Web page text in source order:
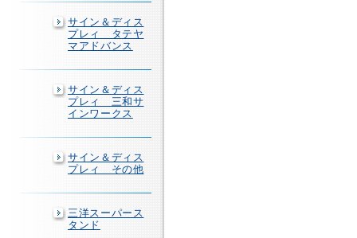
サイン＆ディス
プレィ タテヤ
マアドバンス
サイン＆ディス
プレィ 三和サ
インワークス
サイン＆ディス
プレィ その他
三洋スーパース
タンド